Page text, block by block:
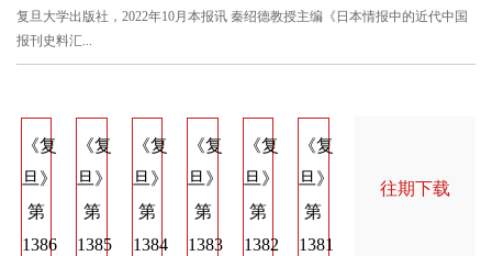
复旦大学出版社，2022年10月本报讯 秦绍德教授主编《日本情报中的近代中国
报刊史料汇...
《复
旦》
第
1386
《复
旦》
第
1385
《复
旦》
第
1384
《复
旦》
第
1383
《复
旦》
第
1382
《复
旦》
第
1381
旦》
往期下载